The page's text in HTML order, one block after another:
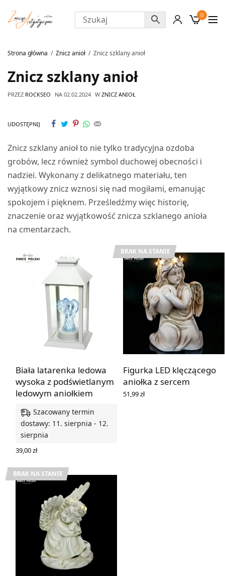
0
Strona główna Znicz anioł Znicz szklany anioł
Znicz szklany anioł
PRZEZ ROCKSEO NA 02.02.2024 W ZNICZ ANIOŁ
UDOSTĘPNIJ
Znicz szklany anioł to nie tylko tradycyjna ozdoba
grobów, lecz również symbol duchowej obecności i
nadziei. Wykonany z delikatnego materiału, ten
wyjątkowy znicz wznosi się nad mogiłami, emanując
spokojem i pięknem. Prześledźmy więc historię,
znaczenie oraz wyjątkowość znicza szklanego anioła
na cmentarzach.
Biała latarenka ledowa
wysoka z podświetlanym
ledowym aniołkiem
Szacowany termin
dostawy: 11. sierpnia - 12.
sierpnia
39,00zł
BRAK NA STANIE
Figurka LED klęczącego
aniołka z sercem
51,99zł
BRAK NA STANIE